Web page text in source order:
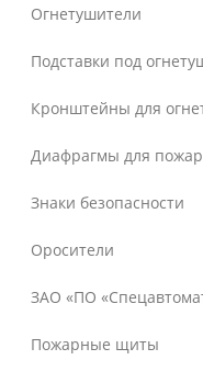
Огнетушители
Подставки под
Кронштейны для
Диафрагмы для
Знаки безопасности
Оросители
ЗАО «ПО
Пожарные щиты